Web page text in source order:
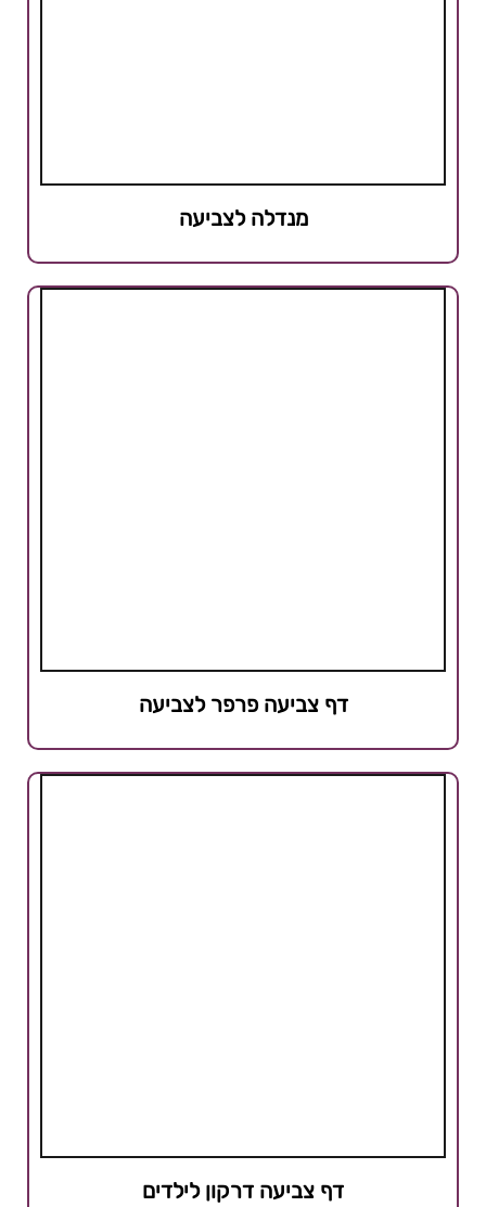
מנדלה לצביעה
דף צביעה פרפר לצביעה
דף צביעה דרקון לילדים